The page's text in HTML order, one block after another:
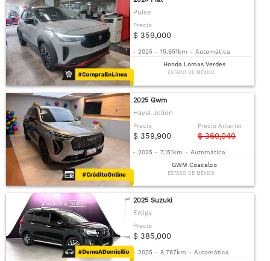
Pulse
Precio
$ 359,000
- 2025 - 15,651km - Automática
Honda Lomas Verdes
ESTADO DE MÉXICO
2025 Gwm
Haval Jolion
Precio
$ 359,900
Precio Anterior
$ 360,040
- 2025 - 7,151km - Automática
GWM Coacalco
ESTADO DE MÉXICO
2025 Suzuki
Ertiga
Precio
$ 385,000
- 2025 - 8,767km - Automática